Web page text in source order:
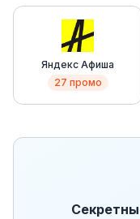
Яндекс Афиша
27 промо